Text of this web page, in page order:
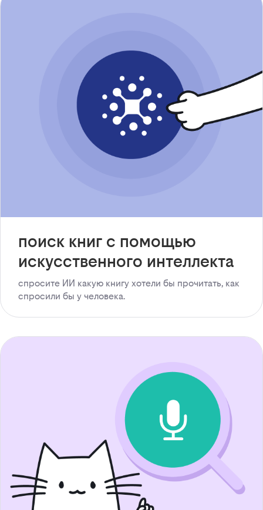
поиск книг с помощью
искусственного интеллекта
спросите ИИ какую книгу хотели бы прочитать, как
спросили бы у человека.